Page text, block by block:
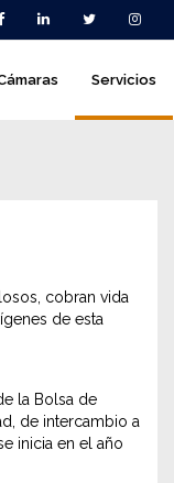
Servicios
cobran vida
de esta
la Bolsa de
de intercambio a
inicia en el año